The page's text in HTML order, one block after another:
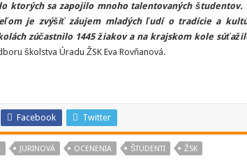
ktorých sa zapojilo mnoho talentovaných
je zvýšiť záujem mladých ľudí o tradície a
zúčastnilo 1445 žiakov a na krajskom kole
školstva Úradu ŽSK Eva Rovňanová.
Facebook Twitter
JURINOVÁ OCENENIA ŠTUDENTI ŽSK